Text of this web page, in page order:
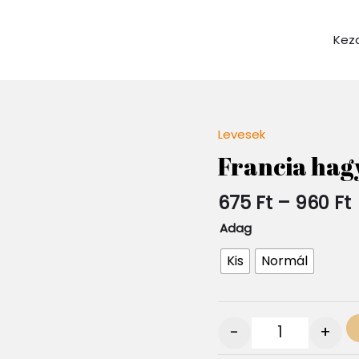
Levesek
Francia
675 Ft – 960 Ft
-
Adag
Kis Normál
- +